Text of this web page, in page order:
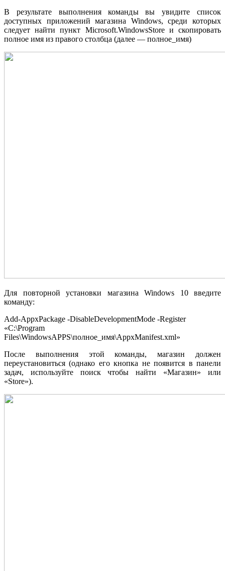
В результате выполнения команды вы увидите список
доступных приложений магазина Windows, среди которых
следует найти пункт Microsoft.WindowsStore и скопировать
полное имя из правого столбца (далее — полное_имя)
Для повторной установки магазина Windows 10 введите
команду:
Add-AppxPackage -DisableDevelopmentMode -Register
«C:\Program
Files\WindowsAPPS\полное_имя\AppxManifest.xml»
После выполнения этой команды, магазин должен
переустановиться (однако его кнопка не появится в панели
задач, используйте поиск чтобы найти «Магазин» или
«Store»).